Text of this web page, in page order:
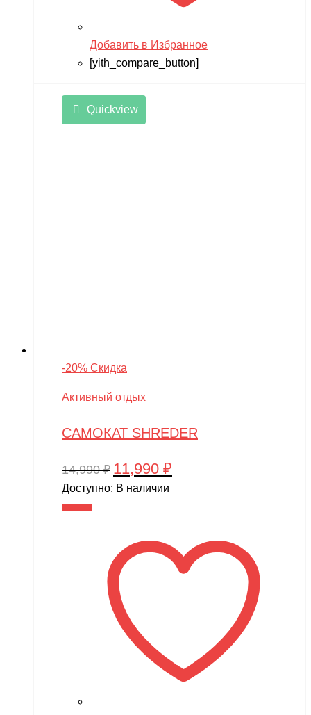
Добавить в Избранное
[yith_compare_button]
Quickview
-20% Скидка
Активный отдых
САМОКАТ SHREDER
14,990₽ Первоначальная
цена
11,990 ₽
Доступно: В наличии